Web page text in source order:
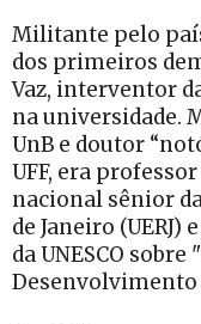
Militante pelo
dos primeiros
Vaz, interventor
na universidade.
UnB e doutor
UFF, era
nacional sênior
de Janeiro (UERJ)
da UNESCO
Desenvolvimento